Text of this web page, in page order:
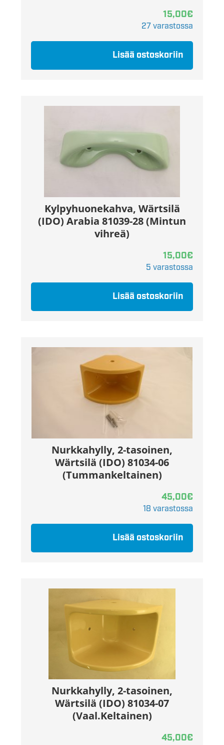
15,00€
27 varastossa
Lisää ostoskoriin
Kylpyhuonekahva, Wärtsilä
(IDO) Arabia 81039-28 (Mintun
vihreä)
15,00€
5 varastossa
Lisää ostoskoriin
Nurkkahylly, 2-tasoinen,
Wärtsilä (IDO) 81034-06
(Tummankeltainen)
45,00€
18 varastossa
Lisää ostoskoriin
Nurkkahylly, 2-tasoinen,
Wärtsilä (IDO) 81034-07
(Vaal.Keltainen)
45,00€